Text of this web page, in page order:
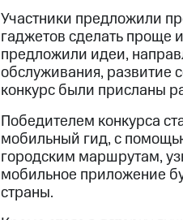
Участники предложили
гаджетов сделать проще
предложили идеи,
обслуживания, развитие
конкурс были присланы
Победителем конкурса
мобильный гид, с
городским маршрутам,
мобильное приложение
страны.